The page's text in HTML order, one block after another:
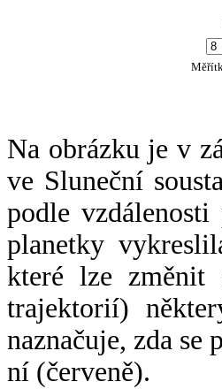
Na obrázku je v
ve Sluneční
podle
planetky
které lze změnit
trajektorií)
naznačuje, zda
ní (červeně).